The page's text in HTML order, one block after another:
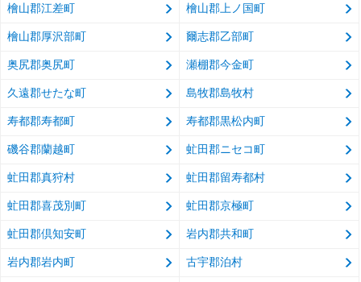
檜山郡江差町 檜山郡上ノ国町
檜山郡厚沢部町 爾志郡乙部町
奥尻郡奥尻町 瀬棚郡今金町
久遠郡せたな町 島牧郡島牧村
寿都郡寿都町 寿都郡黒松内町
磯谷郡蘭越町 虻田郡ニセコ町
虻田郡真狩村 虻田郡留寿都村
虻田郡喜茂別町 虻田郡京極町
虻田郡倶知安町 岩内郡共和町
岩内郡岩内町 古宇郡泊村